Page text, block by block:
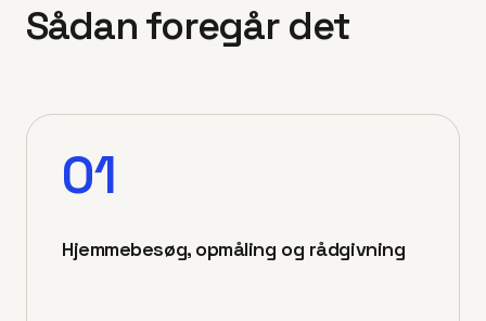
Sådan foregår det
01
Hjemmebesøg, opmåling og rådgivning